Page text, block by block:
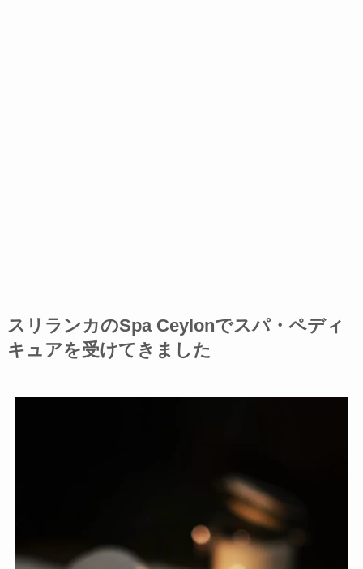
スリランカのSpa Ceylonでスパ・ペディ
キュアを受けてきました